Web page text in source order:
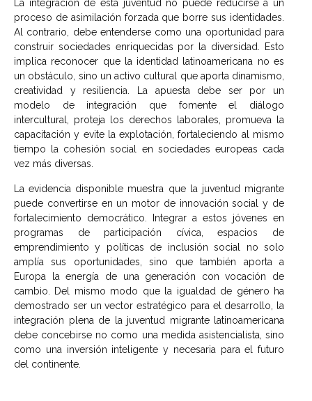
La integración de esta juventud no puede reducirse a un
proceso de asimilación forzada que borre sus identidades.
Al contrario, debe entenderse como una oportunidad para
construir sociedades enriquecidas por la diversidad. Esto
implica reconocer que la identidad latinoamericana no es
un obstáculo, sino un activo cultural que aporta dinamismo,
creatividad y resiliencia. La apuesta debe ser por un
modelo de integración que fomente el diálogo
intercultural, proteja los derechos laborales, promueva la
capacitación y evite la explotación, fortaleciendo al mismo
tiempo la cohesión social en sociedades europeas cada
vez más diversas.
La evidencia disponible muestra que la juventud migrante
puede convertirse en un motor de innovación social y de
fortalecimiento democrático. Integrar a estos jóvenes en
programas de participación cívica, espacios de
emprendimiento y políticas de inclusión social no solo
amplía sus oportunidades, sino que también aporta a
Europa la energía de una generación con vocación de
cambio. Del mismo modo que la igualdad de género ha
demostrado ser un vector estratégico para el desarrollo, la
integración plena de la juventud migrante latinoamericana
debe concebirse no como una medida asistencialista, sino
como una inversión inteligente y necesaria para el futuro
del continente.